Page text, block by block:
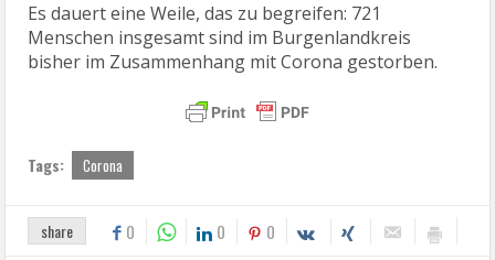
Es dauert eine Weile, das zu begreifen: 721
Menschen insgesamt sind im Burgenlandkreis
bisher im Zusammenhang mit Corona gestorben.
Tags: Corona
share 0 0 0